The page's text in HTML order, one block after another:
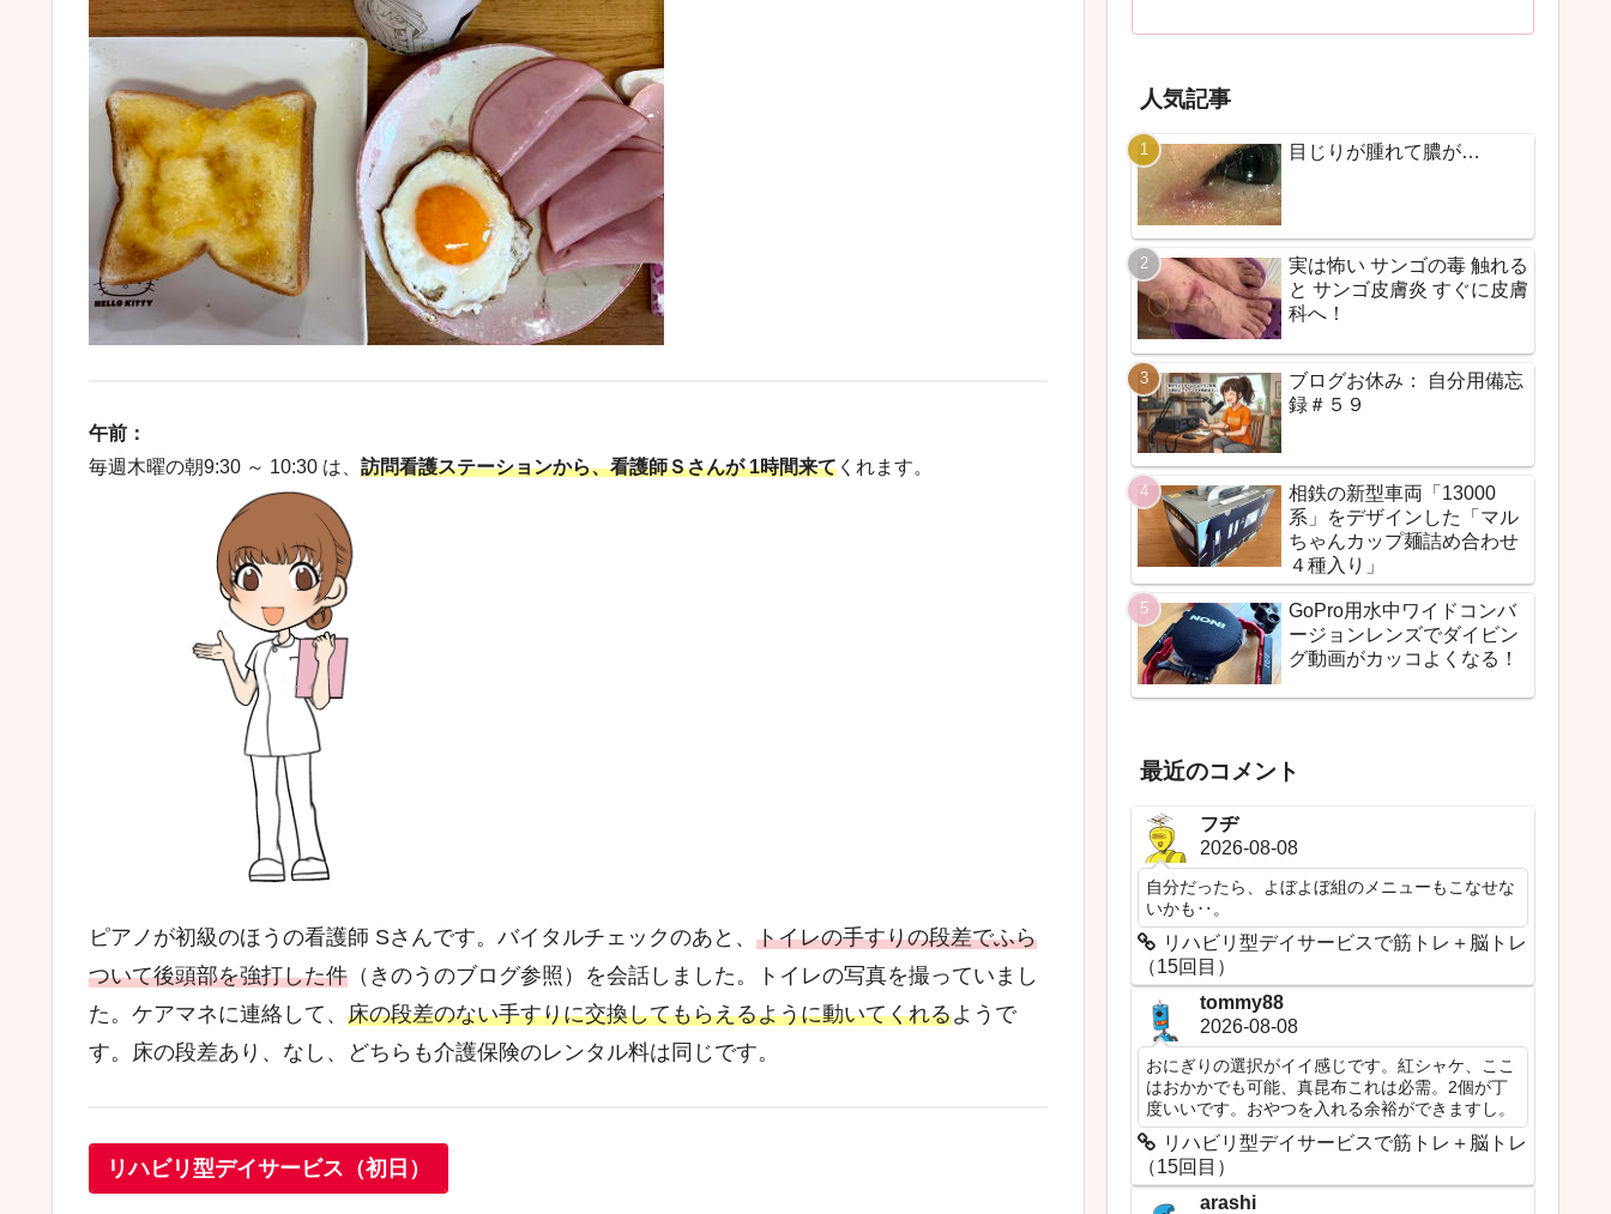
午前：
毎週木曜の朝9:30 ～ 10:30 は、 訪問看護ステーションから、看護師Ｓさんが 1時間来て くれます。
ピアノが初級のほうの看護師 Sさんです。バイタルチェックのあと、 トイレの手すりの段差でふら
ついて後頭部を強打した件 （きのうのブログ参照）を会話しました。トイレの写真を撮っていまし
た。ケアマネに連絡して、 床の段差のない手すりに交換してもらえるように動いてくれるようで
す。床の段差あり、なし、どちらも介護保険のレンタル料は同じです。
リハビリ型デイサービス（初日）
人気記事
目じりが腫れて膿が…
実は怖い サンゴの毒 触れる
と サンゴ皮膚炎 すぐに皮膚
科へ！
ブログお休み： 自分用備忘
録＃５９
相鉄の新型車両「13000
系」をデザインした「マル
ちゃんカップ麺詰め合わせ
４種入り」
GoPro用水中ワイドコンバ
ージョンレンズでダイビン
グ動画がカッコよくなる！
最近のコメント
フヂ
2026-08-08
自分だったら、よぼよぼ組のメニューもこなせな
いかも‥。
リハビリ型デイサービスで筋トレ＋脳トレ
（15回目）
tommy88
2026-08-08
おにぎりの選択がイイ感じです。紅シャケ、ここ
はおかかでも可能、真昆布これは必需。2個が丁
度いいです。おやつを入れる余裕ができますし。
リハビリ型デイサービスで筋トレ＋脳トレ
（15回目）
arashi